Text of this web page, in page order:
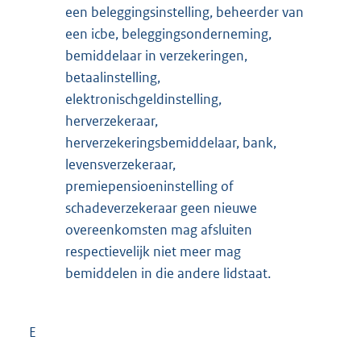
een beleggingsinstelling, beheerder van
een icbe, beleggingsonderneming,
bemiddelaar in verzekeringen,
betaalinstelling,
elektronischgeldinstelling,
herverzekeraar,
herverzekeringsbemiddelaar, bank,
levensverzekeraar,
premiepensioeninstelling of
schadeverzekeraar geen nieuwe
overeenkomsten mag afsluiten
respectievelijk niet meer mag
bemiddelen in die andere lidstaat.
E